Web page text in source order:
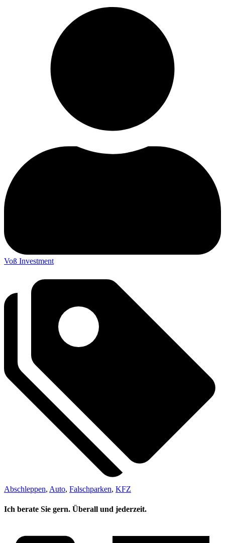
Voß Investment
Abschleppen, Auto, Falschparken, KFZ
Ich berate Sie gern. Überall und jederzeit.